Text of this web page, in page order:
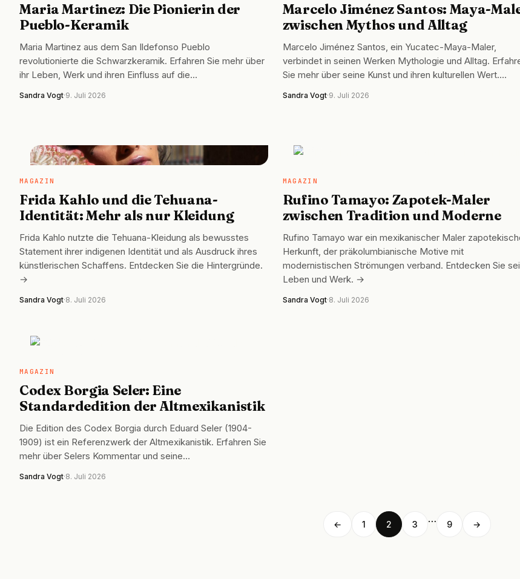
Maria Martinez: Die Pionierin der
Pueblo-Keramik
Maria Martinez aus dem San Ildefonso Pueblo
revolutionierte die Schwarzkeramik. Erfahren Sie mehr über
ihr Leben, Werk und ihren Einfluss auf die…
Sandra Vogt·9. Juli 2026
Marcelo Jiménez Santos: Maya-
zwischen Mythos und Alltag
Marcelo Jiménez Santos, ein Yucatec-Maya-Maler,
verbindet in seinen Werken Mythologie und Alltag.
Sie mehr über seine Kunst und ihren kulturellen Wert.…
Sandra Vogt·9. Juli 2026
MAGAZIN
MAGAZIN
Frida Kahlo und die Tehuana-
Identität: Mehr als nur Kleidung
Frida Kahlo nutzte die Tehuana-Kleidung als bewusstes
Statement ihrer indigenen Identität und als Ausdruck ihres
künstlerischen Schaffens. Entdecken Sie die Hintergründe.
→
Sandra Vogt·8. Juli 2026
MAGAZIN
MAGAZIN
Rufino Tamayo: Zapotek-Maler
zwischen Tradition und Moderne
Rufino Tamayo war ein mexikanischer Maler
Herkunft, der präkolumbianische Motive mit
modernistischen Strömungen verband. Entdecken Sie
Leben und Werk. →
Sandra Vogt·8. Juli 2026
MAGAZIN
MAGAZIN
Codex Borgia Seler: Eine
Standardedition der Altmexikanistik
Die Edition des Codex Borgia durch Eduard Seler (1904-
1909) ist ein Referenzwerk der Altmexikanistik. Erfahren Sie
mehr über Selers Kommentar und seine…
Sandra Vogt·8. Juli 2026
← 1 2 3 … 9 →